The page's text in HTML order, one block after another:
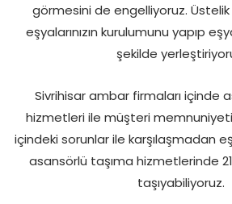
görmesini de engelliyoruz.
eşyalarınızın kurulumunu yapıp
şekilde
Sivrihisar ambar firmaları içinde
hizmetleri ile müşteri memnuniyeti
içindeki sorunlar ile karşılaşmadan
asansörlü taşıma hizmetlerinde
taşıyabiliyoruz.